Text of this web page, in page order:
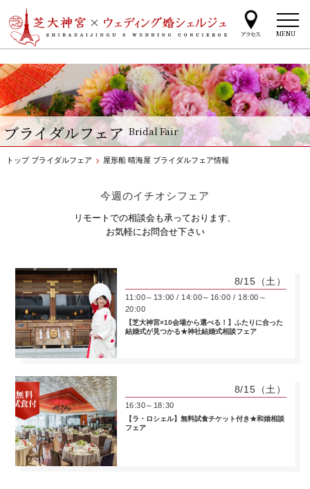
ブライダルフェア Bridal Fair
MENU
トップ ブライダルフェア > 屋形船 晴海屋 ブライダルフェア情報
今週のイチオシフェア
リモートでの相談会も承っております、
お気軽にお問合せ下さい
8/15 （土）
11:00～13:00 / 14:00～16:00 / 18:00～
20:00
【芝大神宮×10会場から選べる！】ふたりに合った
結婚式が見つかる★神社結婚式相談フェア
8/15 （土）
16:30～18:30
【ラ・ロシェル】無料試食チケット付き★和婚相談
フェア